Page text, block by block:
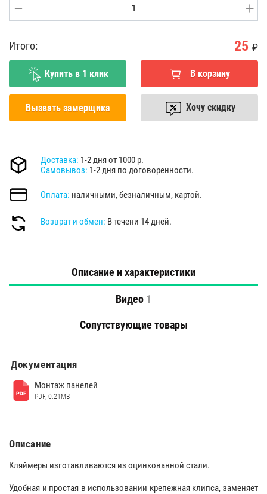
Итого: 25 ₽
Купить в 1 клик В корзину
Вызвать замерщика Хочу скидку
Доставка: 1-2 дня от 1000 р.
Самовывоз: 1-2 дня по договоренности.
Оплата: наличными, безналичным, картой.
Возврат и обмен: В течени 14 дней.
Описание и характеристики
Видео 1
Сопутствующие товары
Документация
Монтаж панелей
PDF, 0.21MB
Описание
Кляймеры изготавливаются из оцинкованной стали.
Удобная и простая в использовании крепежная клипса, заменяет